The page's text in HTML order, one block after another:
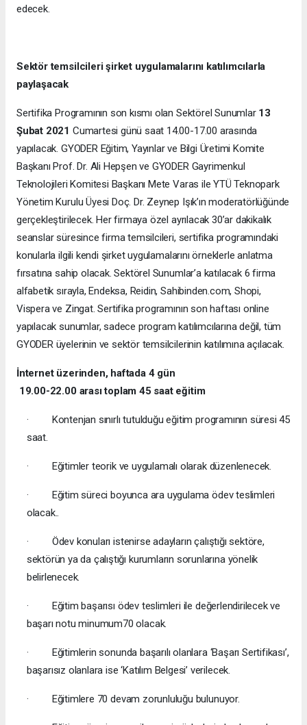
edecek.
Sektör temsilcileri şirket uygulamalarını katılımcılarla
paylaşacak
Sertifika Programının son kısmı olan Sektörel Sunumlar 13
Şubat 2021 Cumartesi günü saat 14.00-17.00 arasında
yapılacak. GYODER Eğitim, Yayınlar ve Bilgi Üretimi Komite
Başkanı Prof. Dr. Ali Hepşen ve GYODER Gayrimenkul
Teknolojileri Komitesi Başkanı Mete Varas ile YTÜ Teknopark
Yönetim Kurulu Üyesi Doç. Dr. Zeynep Işık’ın moderatörlüğünde
gerçekleştirilecek. Her firmaya özel ayrılacak 30’ar dakikalık
seanslar süresince firma temsilcileri, sertifika programındaki
konularla ilgili kendi şirket uygulamalarını örneklerle anlatma
fırsatına sahip olacak. Sektörel Sunumlar’a katılacak 6 firma
alfabetik sırayla, Endeksa, Reidin, Sahibinden.com, Shopi,
Vispera ve Zingat. Sertifika programının son haftası online
yapılacak sunumlar, sadece program katılımcılarına değil, tüm
GYODER üyelerinin ve sektör temsilcilerinin katılımına açılacak.
İnternet üzerinden, haftada 4 gün
19.00-22.00 arası toplam 45 saat eğitim
· Kontenjan sınırlı tutulduğu eğitim programının süresi 45
saat.
· Eğitimler teorik ve uygulamalı olarak düzenlenecek.
· Eğitim süreci boyunca ara uygulama ödev teslimleri
olacak..
· Ödev konuları istenirse adayların çalıştığı sektöre,
sektörün ya da çalıştığı kurumların sorunlarına yönelik
belirlenecek.
· Eğitim başarısı ödev teslimleri ile değerlendirilecek ve
başarı notu minumum70 olacak.
· Eğitimlerin sonunda başarılı olanlara ‘Başarı Sertifikası’,
başarısız olanlara ise ‘Katılım Belgesi’ verilecek.
· Eğitimlere 70 devam zorunluluğu bulunuyor.